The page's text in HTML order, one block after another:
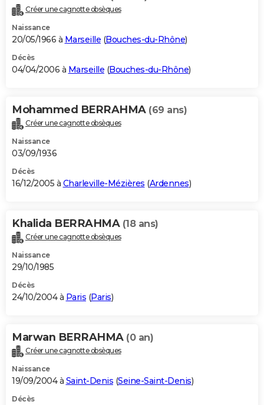
Créer une cagnotte obsèques
Naissance
20/05/1966 à Marseille (Bouches-du-Rhône)
Décès
04/04/2006 à Marseille (Bouches-du-Rhône)
Mohammed BERRAHMA (69 ans)
Créer une cagnotte obsèques
Naissance
03/09/1936
Décès
16/12/2005 à Charleville-Mézières (Ardennes)
Khalida BERRAHMA (18 ans)
Créer une cagnotte obsèques
Naissance
29/10/1985
Décès
24/10/2004 à Paris (Paris)
Marwan BERRAHMA (0 an)
Créer une cagnotte obsèques
Naissance
19/09/2004 à Saint-Denis (Seine-Saint-Denis)
Décès